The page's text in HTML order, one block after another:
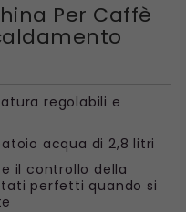
Per Caffè
regolabili e
acqua di 2,8 litri
il controllo della
perfetti quando si